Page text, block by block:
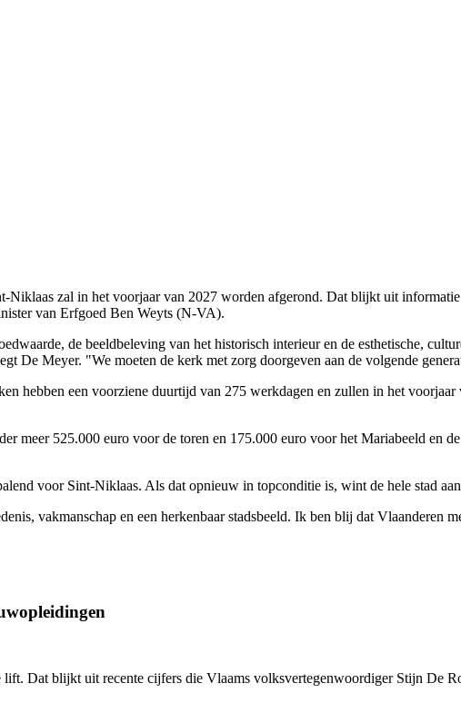
zal in het voorjaar van 2027 worden afgerond. Dat blijkt uit
van Erfgoed Ben Weyts (N-VA).
de beeldbeleving van het historisch interieur en de esthetische,
De Meyer. "We moeten de kerk met zorg doorgeven aan de volgende
hebben een voorziene duurtijd van 275 werkdagen en zullen in het
meer 525.000 euro voor de toren en 175.000 euro voor het Mariabeeld en
voor Sint-Niklaas. Als dat opnieuw in topconditie is, wint de hele stad
vakmanschap en een herkenbaar stadsbeeld. Ik ben blij dat Vlaanderen
Dat blijkt uit recente cijfers die Vlaams volksvertegenwoordiger Stijn De